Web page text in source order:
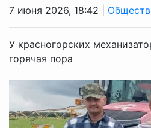
7 июня 2026, 18:42 |
У красногорских
горячая пора